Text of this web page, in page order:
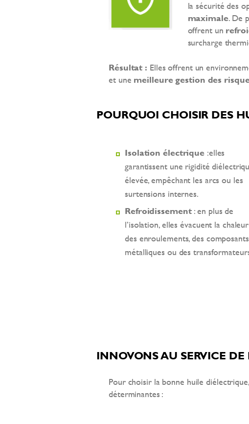
la sécurité des
maximale. De
offrent un
surcharge
Résultat : Elles offrent un
et une meilleure gestion des
POURQUOI CHOISIR DES
Isolation électrique :elles
garantissent une rigidité
élevée, empêchant les arcs ou les
surtensions internes.
Refroidissement: en plus de
l’isolation, elles évacuent la chaleur
des enroulements, des composants
métalliques ou des
INNOVONS AU SERVICE
Pour choisir la bonne huile
déterminantes :